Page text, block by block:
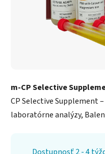
m-CP Selective
CP Selective Supplement
laboratórne analýzy,